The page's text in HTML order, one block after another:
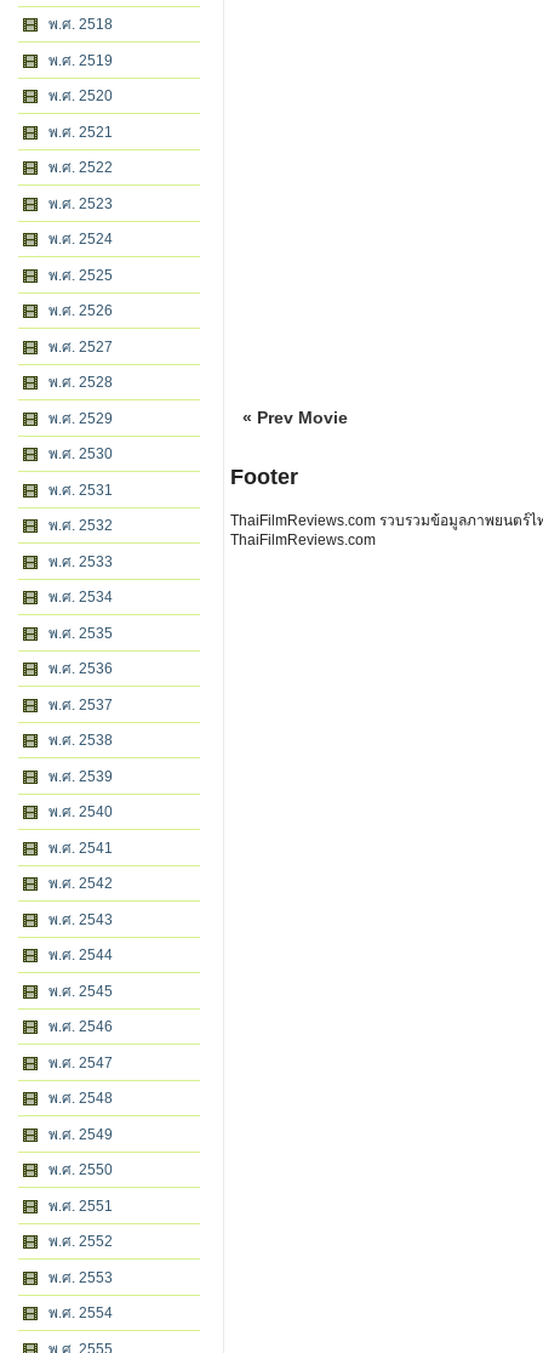
พ.ศ. 2518
พ.ศ. 2519
พ.ศ. 2520
พ.ศ. 2521
พ.ศ. 2522
พ.ศ. 2523
พ.ศ. 2524
พ.ศ. 2525
พ.ศ. 2526
พ.ศ. 2527
พ.ศ. 2528
พ.ศ. 2529
พ.ศ. 2530
พ.ศ. 2531
พ.ศ. 2532
พ.ศ. 2533
พ.ศ. 2534
พ.ศ. 2535
พ.ศ. 2536
พ.ศ. 2537
พ.ศ. 2538
พ.ศ. 2539
พ.ศ. 2540
พ.ศ. 2541
พ.ศ. 2542
พ.ศ. 2543
พ.ศ. 2544
พ.ศ. 2545
พ.ศ. 2546
พ.ศ. 2547
พ.ศ. 2548
พ.ศ. 2549
พ.ศ. 2550
พ.ศ. 2551
พ.ศ. 2552
พ.ศ. 2553
พ.ศ. 2554
พ.ศ. 2555
« Prev Movie
Footer
ThaiFilmReviews.com รวบรวมข้อมูลภาพยนตร์
ThaiFilmReviews.com